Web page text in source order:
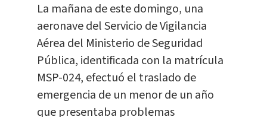
La mañana de este domingo, una
aeronave del Servicio de Vigilancia
Aérea del Ministerio de Seguridad
Pública, identificada con la matrícula
MSP-024, efectuó el traslado de
emergencia de un menor de un año
que presentaba problemas